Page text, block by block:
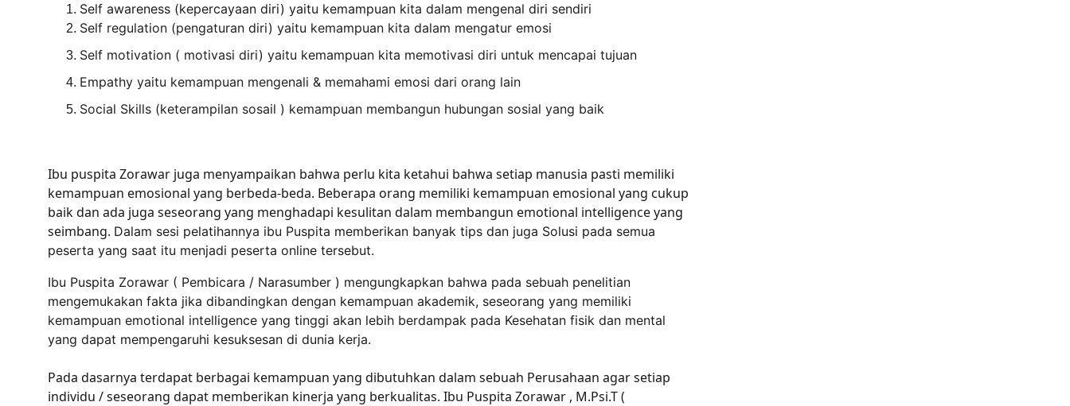
Self awareness (kepercayaan diri) yaitu kemampuan kita dalam mengenal diri sendiri
Self regulation (pengaturan diri) yaitu kemampuan kita dalam mengatur emosi
Self motivation ( motivasi diri) yaitu kemampuan kita memotivasi diri untuk mencapai tujuan
Empathy yaitu kemampuan mengenali & memahami emosi dari orang lain
Social Skills (keterampilan sosail ) kemampuan membangun hubungan sosial yang baik
Ibu puspita Zorawar juga menyampaikan bahwa perlu kita ketahui bahwa setiap manusia pasti memiliki
kemampuan emosional yang berbeda-beda. Beberapa orang memiliki kemampuan emosional yang cukup
baik dan ada juga seseorang yang menghadapi kesulitan dalam membangun emotional intelligence yang
seimbang. Dalam sesi pelatihannya ibu Puspita memberikan banyak tips dan juga Solusi pada semua
peserta yang saat itu menjadi peserta online tersebut.
Ibu Puspita Zorawar ( Pembicara / Narasumber ) mengungkapkan bahwa pada sebuah penelitian
mengemukakan fakta jika dibandingkan dengan kemampuan akademik, seseorang yang memiliki
kemampuan emotional intelligence yang tinggi akan lebih berdampak pada Kesehatan fisik dan mental
yang dapat mempengaruhi kesuksesan di dunia kerja.
Pada dasarnya terdapat berbagai kemampuan yang dibutuhkan dalam sebuah Perusahaan agar setiap
individu / seseorang dapat memberikan kinerja yang berkualitas. Ibu Puspita Zorawar , M.Psi.T (